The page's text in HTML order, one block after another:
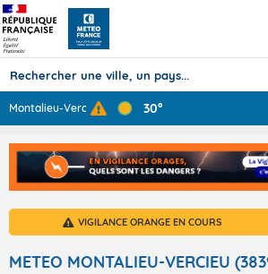
Prévisions
TOUS LES RÉSULTATS
Articles
Montalieu-Verci ... 30°
VIGILANCE ORANGE EN COURS
METEO MONTALIEU-VERCIEU